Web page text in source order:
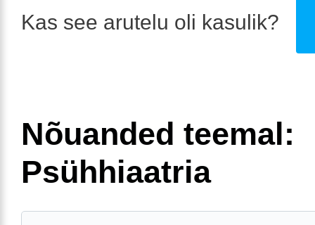
Kas see arutelu oli kasulik?
Nõuanded teemal:
Psühhiaatria